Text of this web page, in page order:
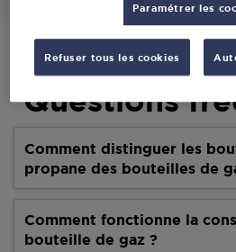
Questions
Comment distinguer les
propane des bouteilles de
Comment fonctionne la
bouteille de gaz ?
Paramétrer les
Refuser tous les cookies